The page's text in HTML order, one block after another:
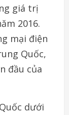
giá trị
2016.
mại điện
Quốc,
đầu của
dưới